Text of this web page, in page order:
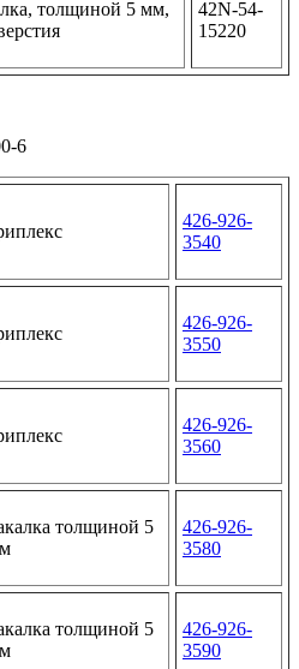
толщиной 5 мм,
42N-54-
15220
6
426-926-
3540
426-926-
3550
426-926-
3560
толщиной 5
426-926-
3580
толщиной 5
426-926-
3590